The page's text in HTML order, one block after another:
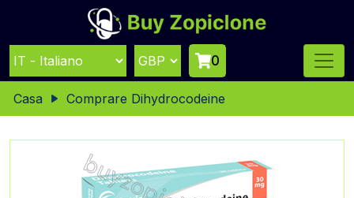
0
Casa Comprare Dihydrocodeine